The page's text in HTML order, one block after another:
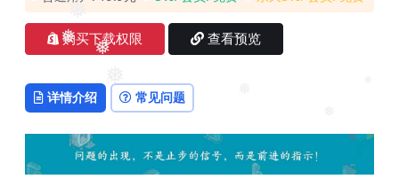
❅
❅
❅
❅
❅
❅
购买下载权限 查看预览
详情介绍 常见问题